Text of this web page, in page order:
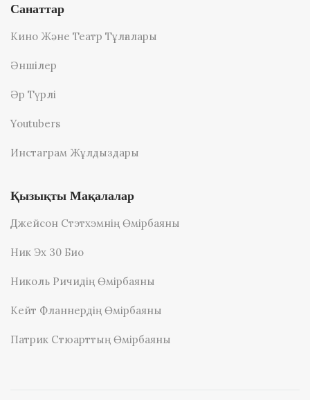
Санаттар
Кино Және Театр Тұлғалары
Әншілер
Әр Түрлі
Youtubers
Инстаграм Жұлдыздары
Қызықты Мақалалар
Джейсон Стэтхэмнің Өмірбаяны
Ник Эх 30 Био
Николь Ричидің Өмірбаяны
Кейт Фланнердің Өмірбаяны
Патрик Стюарттың Өмірбаяны